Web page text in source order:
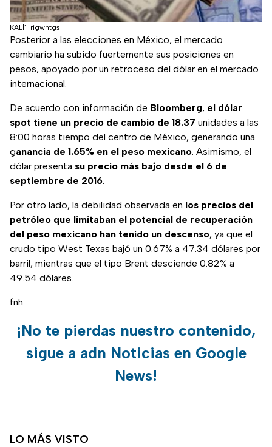
KAL|1_rigwhtgs
Posterior a las elecciones en México, el mercado
cambiario ha subido fuertemente sus posiciones en
pesos, apoyado por un retroceso del dólar en el mercado
internacional.
De acuerdo con información de Bloomberg, el dólar
spot tiene un precio de cambio de 18.37 unidades a las
8:00 horas tiempo del centro de México, generando una
ganancia de 1.65% en el peso mexicano. Asimismo, el
dólar presenta su precio más bajo desde el 6 de
septiembre de 2016.
Por otro lado, la debilidad observada en los precios del
petróleo que limitaban el potencial de recuperación
del peso mexicano han tenido un descenso, ya que el
crudo tipo West Texas bajó un 0.67% a 47.34 dólares por
barril, mientras que el tipo Brent desciende 0.82% a
49.54 dólares.
fnh
¡No te pierdas nuestro contenido,
sigue a adn Noticias en Google
News!
LO MÁS VISTO